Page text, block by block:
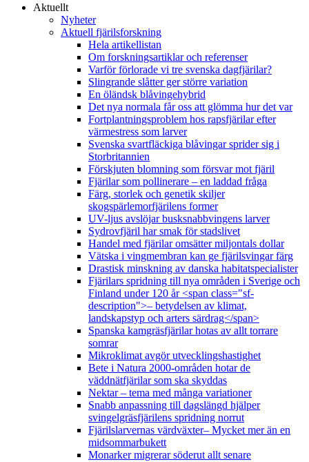
Aktuellt
Nyheter
Aktuell fjärilsforskning
Hela artikellistan
Om forskningsartiklar och referenser
Varför förlorade vi tre svenska dagfjärilar?
Slingrande slåtter ger större variation
En öländsk blåvingehybrid
Det nya normala får oss att glömma hur det var
Fortplantningsproblem hos rapsfjärilar efter
värmestress som larver
Svenska svartfläckiga blåvingar sprider sig i
Storbritannien
Förskjuten blomning som försvar mot fjäril
Fjärilar som pollinerare – en laddad fråga
Färg, storlek och genetik skiljer
skogspärlemorfjärilens former
UV-ljus avslöjar busksnabbvingens larver
Sydrovfjäril har smak för stadslivet
Handel med fjärilar omsätter miljontals dollar
Vätska i vingmembran kan ge fjärilsvingar färg
Drastisk minskning av danska habitatspecialister
Fjärilars spridning till nya områden i Sverige och
Finland under 120 år <span class="sf-
description">– betydelsen av klimat,
landskapstyp och arters särdrag</span>
Spanska kamgräsfjärilar hotas av allt torrare
somrar
Mikroklimat avgör utvecklingshastighet
Bete i Natura 2000-områden hotar de
väddnätfjärilar som ska skyddas
Nektar – tema med många variationer
Snabb anpassning till dagslängd hjälper
svingelgräsfjärilens spridning norrut
Fjärilslarvernas värdväxter– Mycket mer än en
midsommarbukett
Monarker migrerar söderut allt senare